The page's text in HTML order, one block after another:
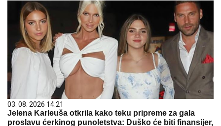
03. 08. 2026 14:21
Jelena Karleuša otkrila kako teku pripreme za gala
proslavu ćerkinog punoletstva: Duško će biti finansijer,